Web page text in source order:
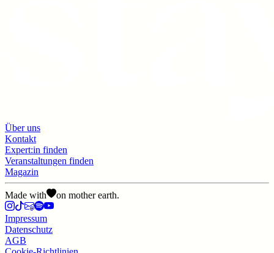
Über uns
Kontakt
Expert:in finden
Veranstaltungen finden
Magazin
Made with on mother earth.
Impressum
Datenschutz
AGB